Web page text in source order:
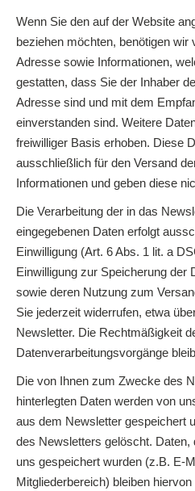
Wenn Sie den auf der Website
beziehen möchten, benötigen wir
Adresse sowie Informationen,
gestatten, dass Sie der Inhaber
Adresse sind und mit dem
einverstanden sind. Weitere
freiwilliger Basis erhoben. Diese
ausschließlich für den Versand
Informationen und geben diese
Die Verarbeitung der in das
eingegebenen Daten erfolgt
Einwilligung (Art. 6 Abs. 1 lit. a
Einwilligung zur Speicherung der
sowie deren Nutzung zum
Sie jederzeit widerrufen, etwa
Newsletter. Die Rechtmäßigkeit
Datenverarbeitungsvorgänge
Die von Ihnen zum Zwecke des
hinterlegten Daten werden von
aus dem Newsletter gespeichert
des Newsletters gelöscht.
uns gespeichert wurden (z.B. E-
Mitgliederbereich) bleiben hiervon